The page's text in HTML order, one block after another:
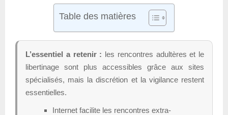
Table des matières
L’essentiel a retenir : les rencontres adultères et le
libertinage sont plus accessibles grâce aux sites
spécialisés, mais la discrétion et la vigilance restent
essentielles.
Internet facilite les rencontres extra-